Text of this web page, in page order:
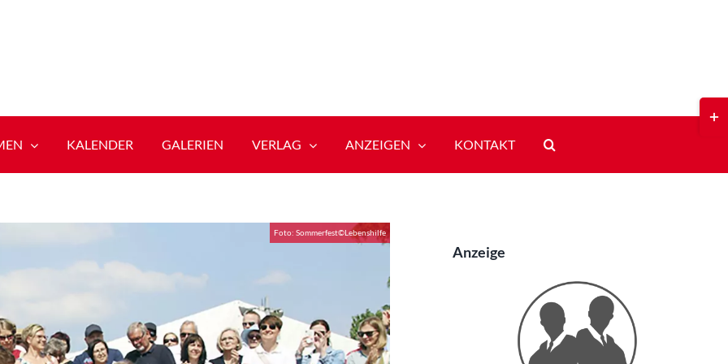
KALENDER GALERIEN VERLAG ANZEIGEN KONTAKT
Foto: Sommerfest©Lebenshilfe
Anzeige